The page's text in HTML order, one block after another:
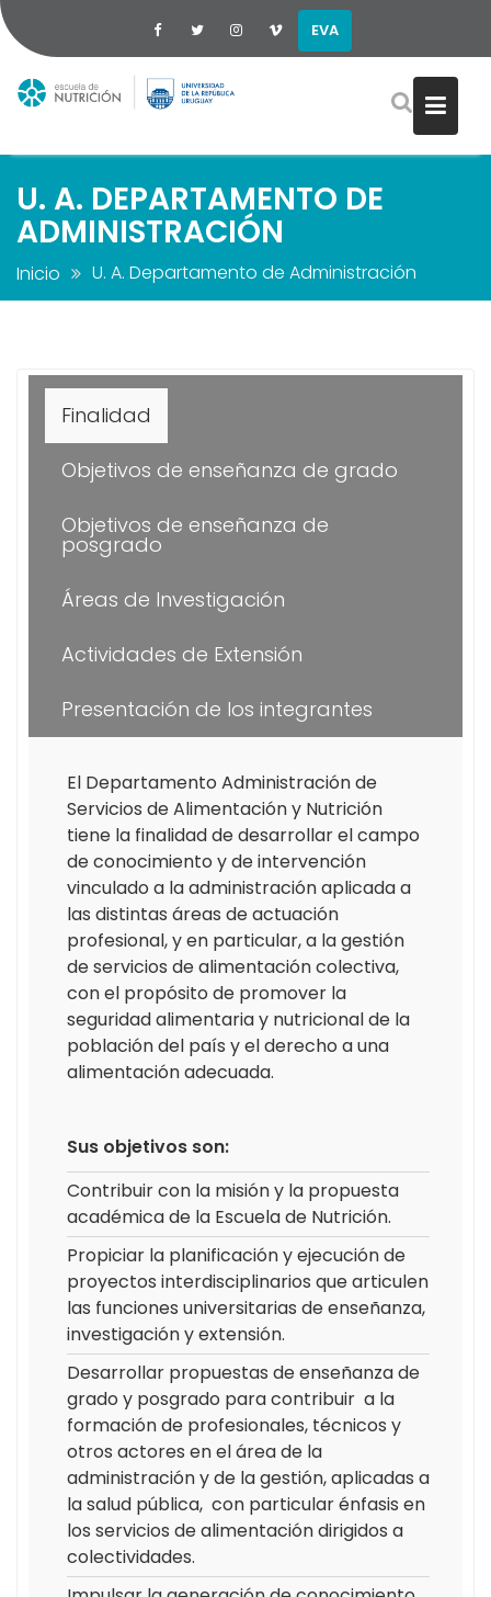
EVA
U. A. DEPARTAMENTO DE
ADMINISTRACIÓN
Inicio U. A. Departamento de Administración
Finalidad
Objetivos de enseñanza de grado
Objetivos de enseñanza de
posgrado
Áreas de Investigación
Actividades de Extensión
Presentación de los integrantes
El Departamento Administración de
Servicios de Alimentación y Nutrición
tiene la finalidad de desarrollar el campo
de conocimiento y de intervención
vinculado a la administración aplicada a
las distintas áreas de actuación
profesional, y en particular, a la gestión
de servicios de alimentación colectiva,
con el propósito de promover la
seguridad alimentaria y nutricional de la
población del país y el derecho a una
alimentación adecuada.
Sus objetivos son:
Contribuir con la misión y la propuesta
académica de la Escuela de Nutrición.
Propiciar la planificación y ejecución de
proyectos interdisciplinarios que articulen
las funciones universitarias de enseñanza,
investigación y extensión.
Desarrollar propuestas de enseñanza de
grado y posgrado para contribuir a la
formación de profesionales, técnicos y
otros actores en el área de la
administración y de la gestión, aplicadas a
la salud pública, con particular énfasis en
los servicios de alimentación dirigidos a
colectividades.